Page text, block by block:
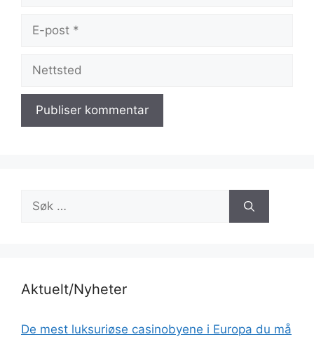
Nettsted
Søk
etter:
Aktuelt/Nyheter
De mest luksuriøse casinobyene i Europa du må